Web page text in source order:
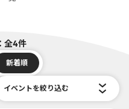
全4件
新着順
イベントを絞り込む